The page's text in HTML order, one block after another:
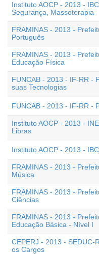
Instituto AOCP - 2013 -
Segurança, Massoterapia
FRAMINAS - 2013 -
Português
FRAMINAS - 2013 -
Educação Física
FUNCAB - 2013 - IF-RR -
suas Tecnologias
FUNCAB - 2013 - IF-RR -
Instituto AOCP - 2013 -
Libras
Instituto AOCP - 2013 -
FRAMINAS - 2013 -
Música
FRAMINAS - 2013 -
Ciências
FRAMINAS - 2013 -
Educação Básica - Nível I
CEPERJ - 2013 - SEDUC-
os Cargos